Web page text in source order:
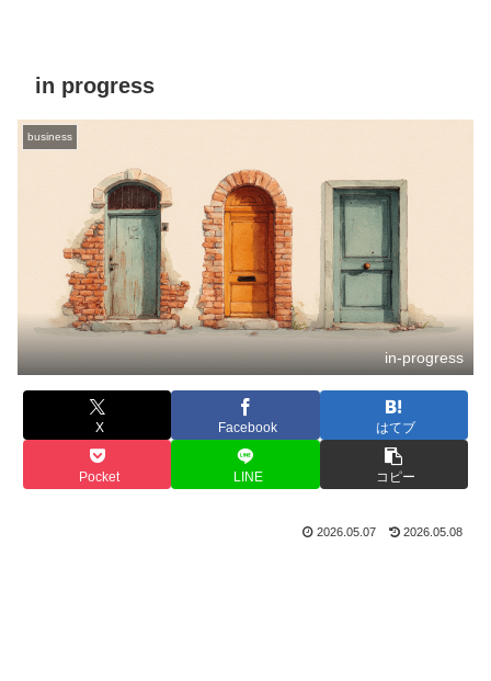
in progress
business
in-progress
X Facebook はてブ
Pocket LINE コピー
2026.05.07 2026.05.08